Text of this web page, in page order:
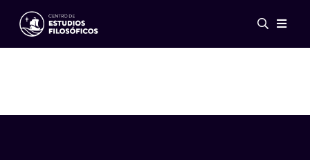
Eventos